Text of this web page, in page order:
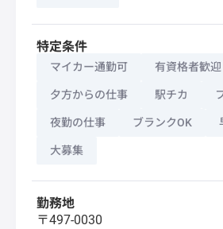
特定条件
マイカー通勤可 有資格者歓迎
夕方からの仕事 駅チカ
夜勤の仕事 ブランクOK
大募集
勤務地
〒497-0030